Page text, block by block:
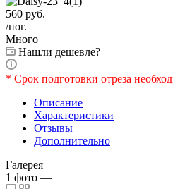
560 руб.
/пог.
Много
Нашли дешевле?
* Срок подготовки отреза
Описание
Характеристики
Отзывы
Дополнительно
Галерея
1 фото —